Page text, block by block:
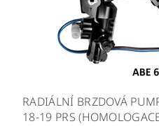
RADIÁLNÍ BRZDOVÁ
18-19 PRS